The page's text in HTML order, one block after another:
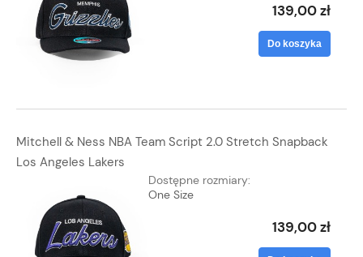
139,00 zł
Do koszyka
Mitchell & Ness NBA Team Script 2.0 Stretch Snapback
Los Angeles Lakers
Dostępne rozmiary:
One Size
139,00 zł